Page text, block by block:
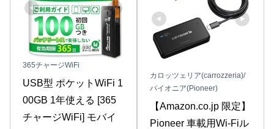
365チャージWiFi
USB型 ポケットWiFi 1
00GB 1年使える [365
チャージWiFi] モバイ
カロッツェリア(carrozzeria)/
パイオニア(Pioneer)
【Amazon.co.jp 限定】
Pioneer 車載用Wi-Fiル